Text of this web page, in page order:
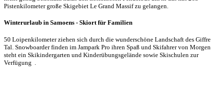
Pistenkilometer große Skigebiet Le Grand Massif zu gelangen.
Winterurlaub in Samoens - Skiort für Familien
50 Loipenkilometer ziehen sich durch die wunderschöne Landschaft des Giffre
Tal. Snowboarder finden im Jampark Pro ihren Spaß und Skifahrer von Morgen
steht ein Skikindergarten und Kinderübungsgelände sowie Skischulen zur
Verfügung .